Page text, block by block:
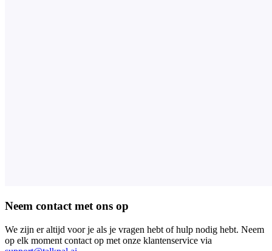
Neem contact met ons op
We zijn er altijd voor je als je vragen hebt of hulp nodig hebt. Neem
op elk moment contact op met onze klantenservice via